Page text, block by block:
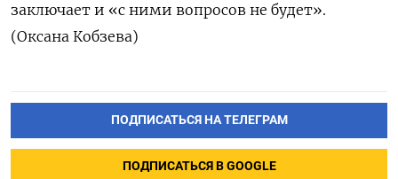
заключает и «с ними вопросов не будет».
(Оксана Кобзева)
ПОДПИСАТЬСЯ НА ТЕЛЕГРАМ
ПОДПИСАТЬСЯ В GOOGLE